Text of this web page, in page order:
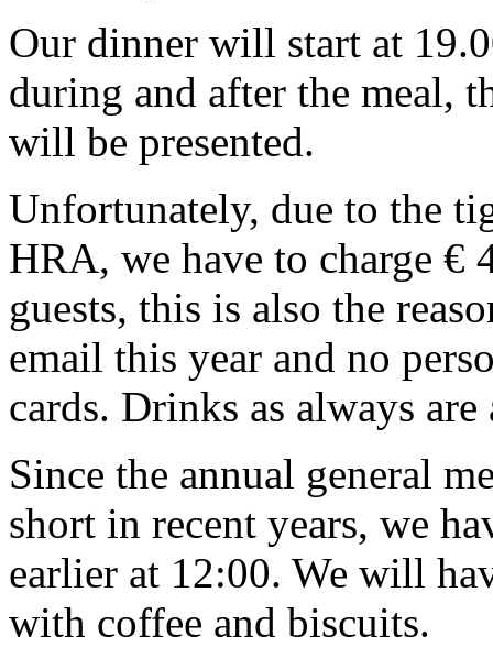
Our dinner will start at
during and after the meal,
will be presented.
Unfortunately, due to the
HRA, we have to charge €
guests, this is also the
email this year and no
cards. Drinks as always
Since the annual general
short in recent years, we
earlier at 12:00. We will
with coffee and biscuits.